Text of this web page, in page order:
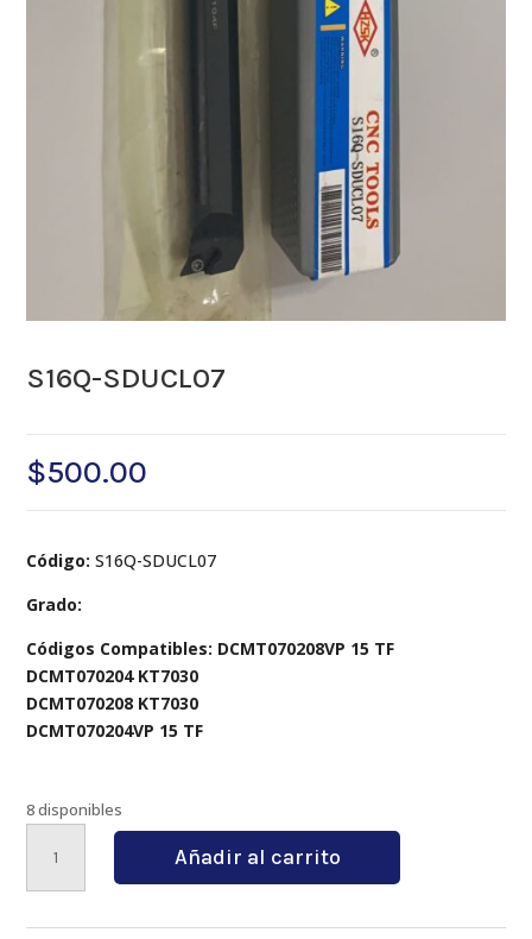
S16Q-SDUCL07
$500.00
Código: S16Q-SDUCL07
Grado:
Códigos Compatibles: DCMT070208VP 15 TF
DCMT070204 KT7030
DCMT070208 KT7030
DCMT070204VP 15 TF
8 disponibles
SDUCL07
cantidad
Añadir al carrito